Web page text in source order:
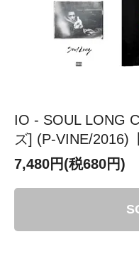
IO - SOUL LONG
ズ] (P-VINE/2016)
7,480円(税680円)